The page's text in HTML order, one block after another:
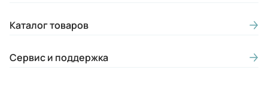
Каталог товаров
Сервис и поддержка